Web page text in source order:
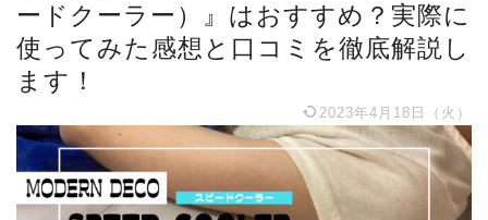
ードクーラー）』はおすすめ？実際に
使ってみた感想と口コミを徹底解説し
ます！
2023年4月18日（火）